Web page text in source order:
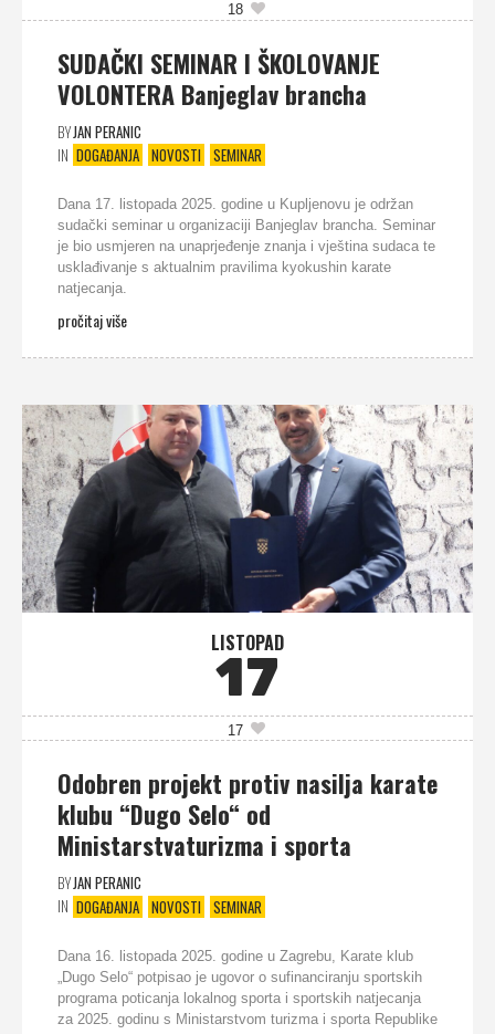
18
SUDAČKI SEMINAR I ŠKOLOVANJE
VOLONTERA Banjeglav brancha
BYJAN PERANIC
IN DOGAĐANJA NOVOSTI SEMINAR
Dana 17. listopada 2025. godine u Kupljenovu je održan
sudački seminar u organizaciji Banjeglav brancha. Seminar
je bio usmjeren na unaprjeđenje znanja i vještina sudaca te
usklađivanje s aktualnim pravilima kyokushin karate
natjecanja.
pročitaj više
LISTOPAD
17
17
Odobren projekt protiv nasilja karate
klubu “Dugo Selo“ od
Ministarstvaturizma i sporta
BYJAN PERANIC
IN DOGAĐANJA NOVOSTI SEMINAR
Dana 16. listopada 2025. godine u Zagrebu, Karate klub
„Dugo Selo“ potpisao je ugovor o sufinanciranju sportskih
programa poticanja lokalnog sporta i sportskih natjecanja
za 2025. godinu s Ministarstvom turizma i sporta Republike